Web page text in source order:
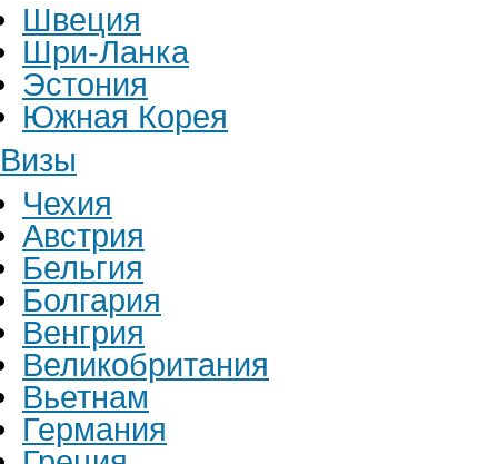
Швеция
Шри-Ланка
Эстония
Южная Корея
Визы
Чехия
Австрия
Бельгия
Болгария
Венгрия
Великобритания
Вьетнам
Германия